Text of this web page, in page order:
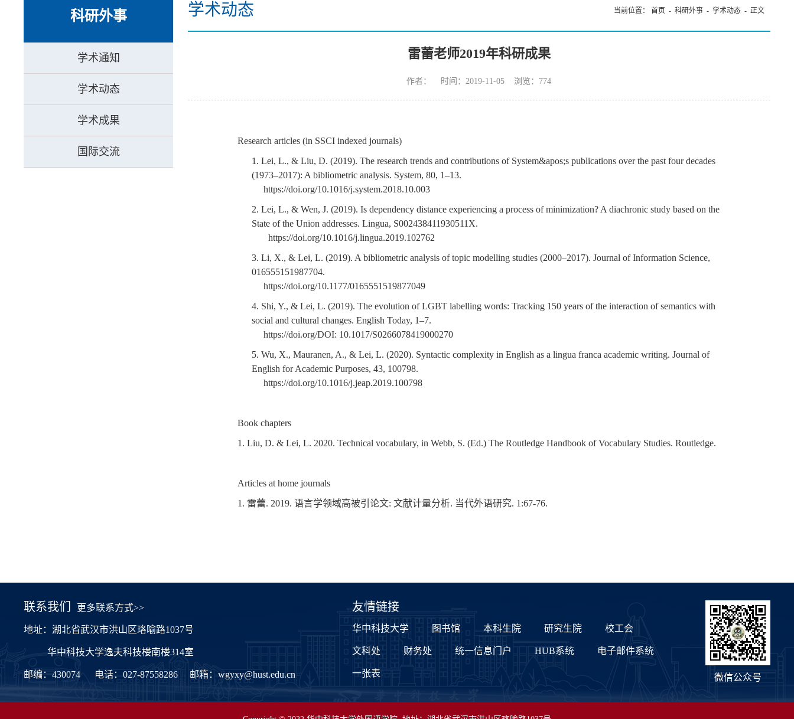
科研外事
学术通知
学术动态
学术成果
国际交流
学术动态 当前位置： 首页 - 科研外事- 学术动态- 正文
雷蕾老师2019年科研成果
作者： 时间：2019-11-05 浏览： 774
Research articles (in SSCI indexed journals)
1.Lei, L., & Liu, D. (2019). The research trends and contributions of System&apos;s publications over the past four decades
(1973–2017): A bibliometric analysis. System, 80, 1–13.
https://doi.org/10.1016/j.system.2018.10.003
2.Lei, L., & Wen, J. (2019). Is dependency distance experiencing a process of minimization? A diachronic study based on the
State of the Union addresses. Lingua, S002438411930511X.
https://doi.org/10.1016/j.lingua.2019.102762
3.Li, X., & Lei, L. (2019). A bibliometric analysis of topic modelling studies (2000–2017). Journal of Information Science,
016555151987704.
https://doi.org/10.1177/0165551519877049
4. Shi, Y., & Lei, L. (2019). The evolution of LGBT labelling words: Tracking 150 years of the interaction of semantics with
social and cultural changes. English Today, 1–7.
https://doi.org/DOI: 10.1017/S0266078419000270
5.Wu, X., Mauranen, A., & Lei, L. (2020). Syntactic complexity in English as a lingua franca academic writing. Journal of
English for Academic Purposes, 43, 100798.
https://doi.org/10.1016/j.jeap.2019.100798
Book chapters
1. Liu, D. & Lei, L. 2020. Technical vocabulary, in Webb, S. (Ed.) The Routledge Handbook of Vocabulary Studies. Routledge.
Articles at home journals
1. 雷蕾. 2019.语言学领域高被引论文:文献计量分析. 当代外语研究. 1:67-76.
联系我们 更多联系方式>>
地址：湖北省武汉市洪山区珞喻路1037号
华中科技大学逸夫科技楼南楼314室
邮编：430074 电话：027-87558286 邮箱：wgyxy@hust.edu.cn
友情链接
华中科技大学 图书馆 本科生院 研究生院 校工会
文科处 财务处 统一信息门户 HUB系统 电子邮件系统
一张表 微信公众号